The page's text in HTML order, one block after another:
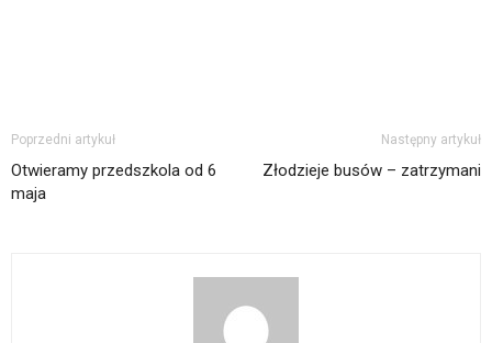
Poprzedni artykuł
Otwieramy przedszkola od 6
maja
Następny artykuł
Złodzieje busów – zatrzymani